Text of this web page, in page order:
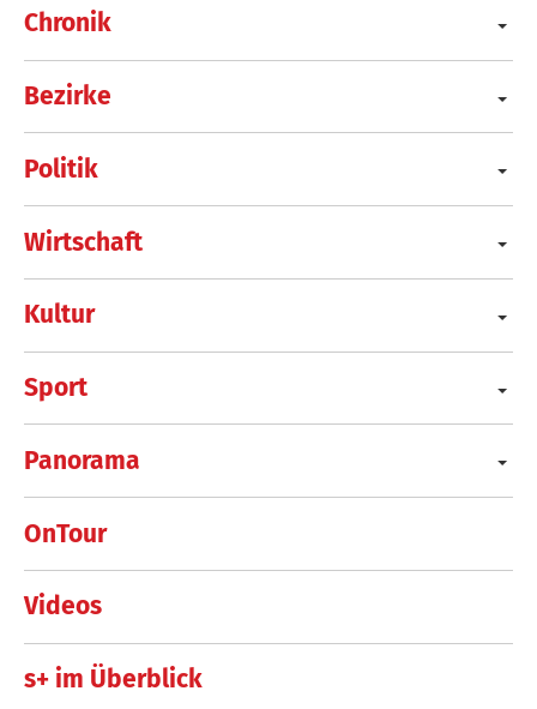
Chronik
Bezirke
Politik
Wirtschaft
Kultur
Sport
Panorama
OnTour
Videos
s+ im Überblick